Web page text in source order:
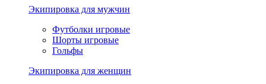
Экипировка для мужчин
Футболки игровые
Шорты игровые
Гольфы
Экипировка для женщин